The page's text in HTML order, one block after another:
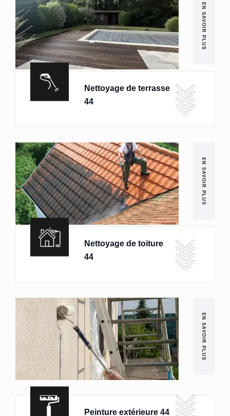
EN SAVOIR PLUS
Nettoyage de terrasse
44
EN SAVOIR PLUS
Nettoyage de toiture
44
EN SAVOIR PLUS
Peinture extérieure 44